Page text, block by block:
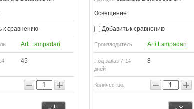
к сравнению
Arti Lampadari
45
− +
Освещение
Добавить к сравнению
Производитель Arti Lampadari
Под заказ 7-14
дней
8
Количество: − +